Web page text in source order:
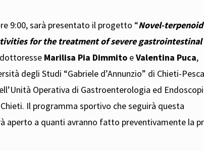
9:00, sarà presentato il progetto “Novel-terpenoid
for the treatment of severe gastrointestinal
Marilisa Pia DimmitoeValentina Puca,
degli Studi “Gabriele d’Annunzio” di Chieti-
Operativa di Gastroenterologia ed
Il programma sportivo che seguirà questa
aperto a quanti avranno fatto preventivamente la